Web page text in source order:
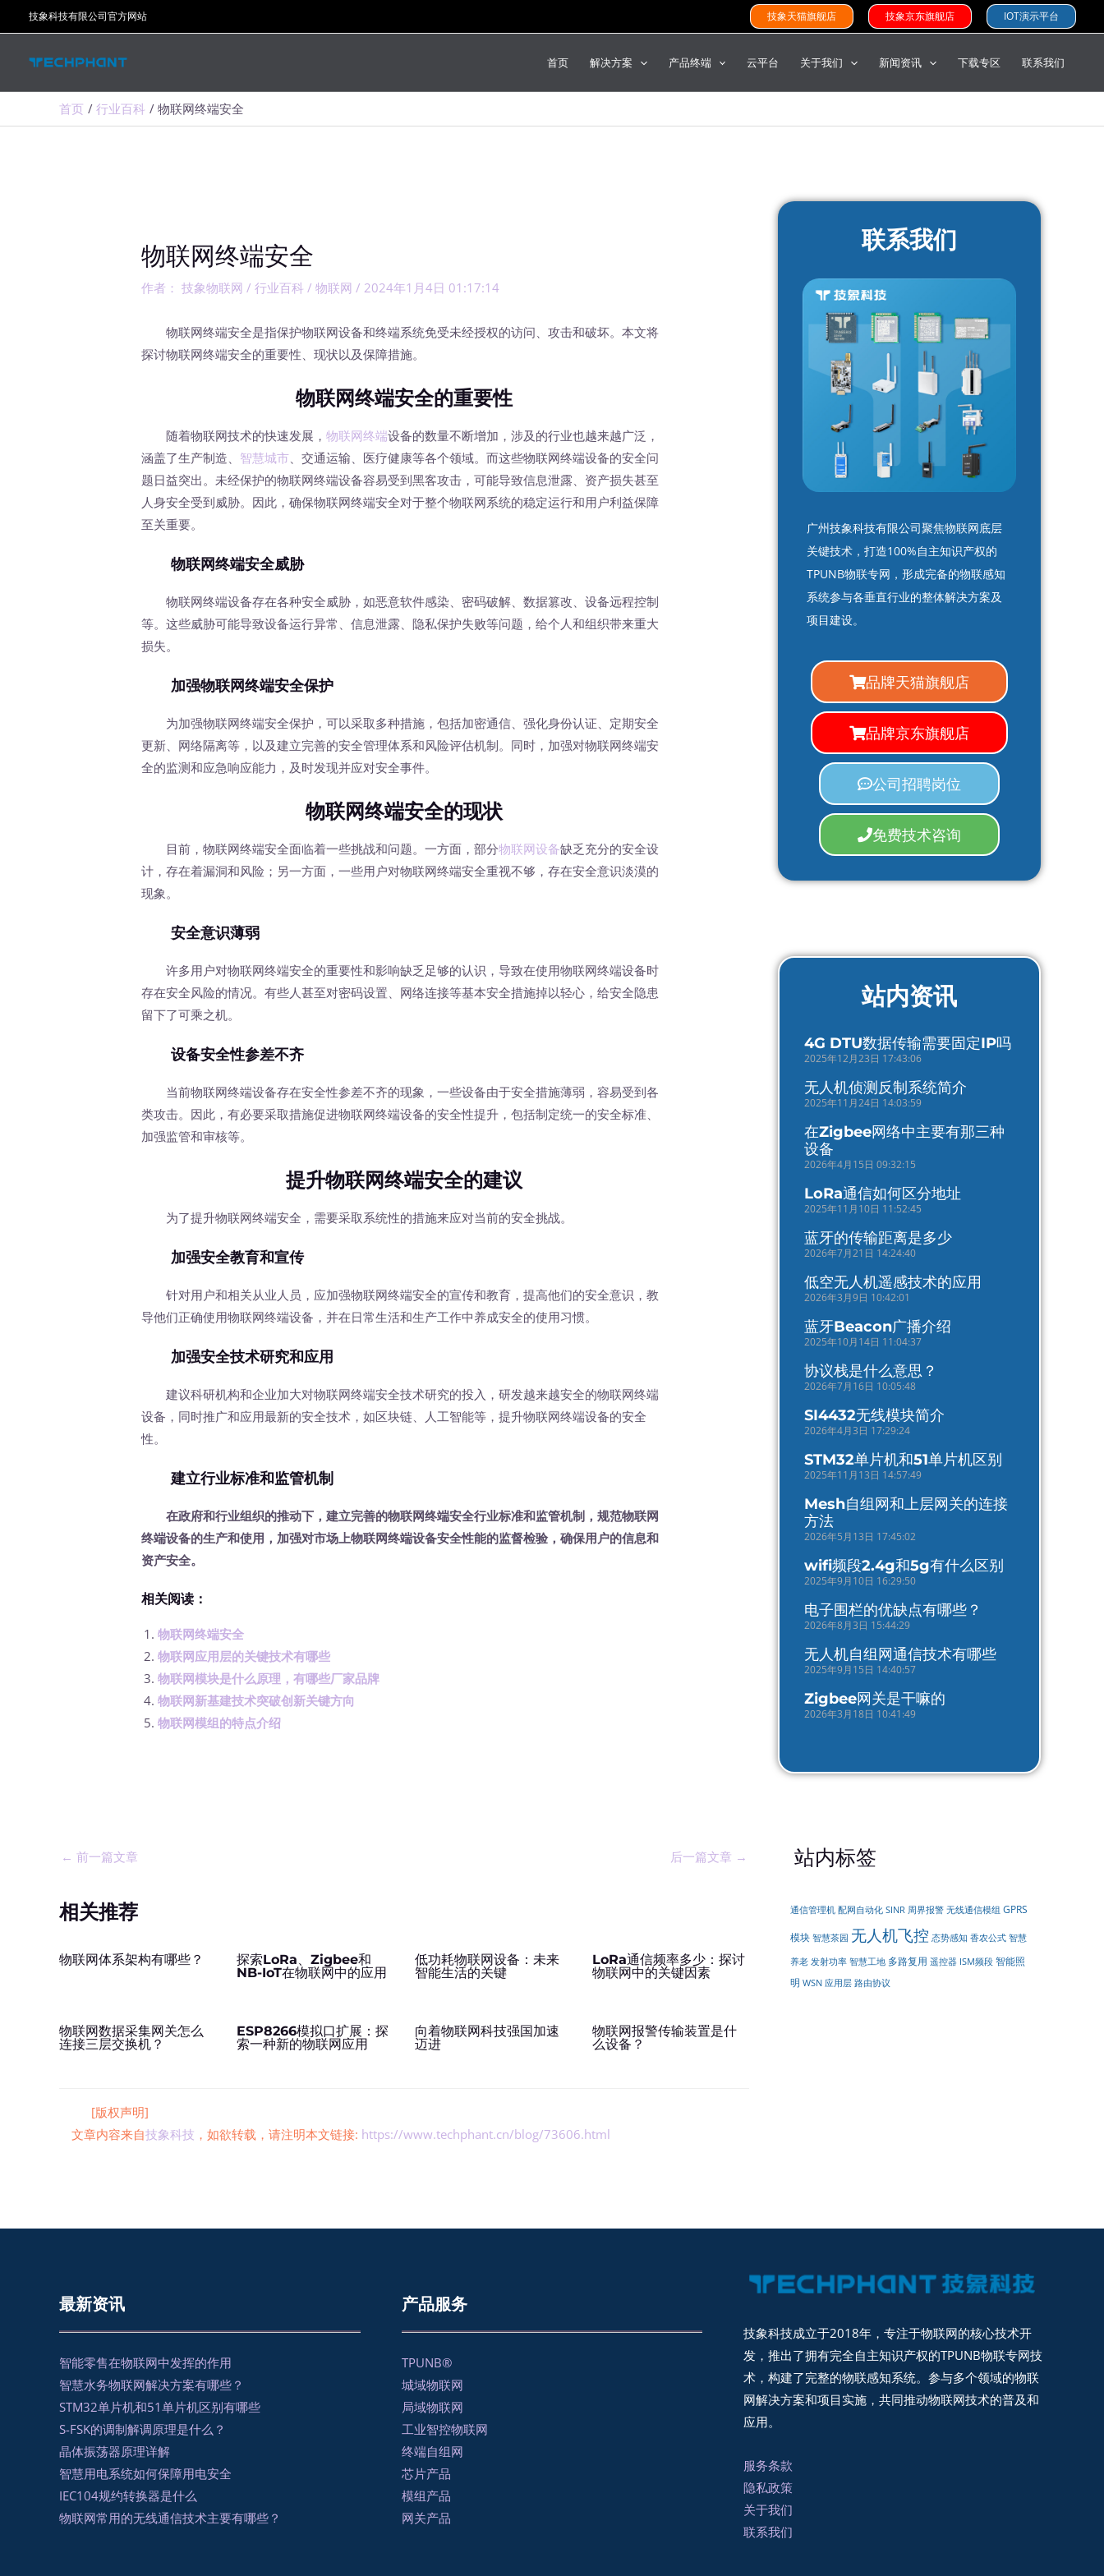
至
技象科技有限公司官方网站 技象天猫旗舰店 技象京东旗舰店 IOT演示平台
首页 解决方案 产品终端 云平台 关于我们 新闻资讯 下载专区 联系我们
首页 行业百科 物联网终端安全
物联网终端安全
作者： 技象物联网/行业百科 /物联网 / 2024年1月4日 01:17:14
物联网终端安全是指保护物联网设备和终端系统免受未经授权的访问、攻击和破坏。本文将
探讨物联网终端安全的重要性、现状以及保障措施。
物联网终端安全的重要性
随着物联网技术的快速发展，物联网终端设备的数量不断增加，涉及的行业也越来越广泛，
涵盖了生产制造、 智慧城市 、交通运输、医疗健康等各个领域。而这些物联网终端设备的安全问
题日益突出。未经保护的物联网终端设备容易受到黑客攻击，可能导致信息泄露、资产损失甚至
人身安全受到威胁。因此，确保物联网终端安全对于整个物联网系统的稳定运行和用户利益保障
至关重要。
物联网终端安全威胁
物联网终端设备存在各种安全威胁，如恶意软件感染、密码破解、数据篡改、设备远程控制
等。这些威胁可能导致设备运行异常、信息泄露、隐私保护失败等问题，给个人和组织带来重大
损失。
加强物联网终端安全保护
为加强物联网终端安全保护，可以采取多种措施，包括加密通信、强化身份认证、定期安全
更新、网络隔离等，以及建立完善的安全管理体系和风险评估机制。同时，加强对物联网终端安
全的监测和应急响应能力，及时发现并应对安全事件。
物联网终端安全的现状
目前，物联网终端安全面临着一些挑战和问题。一方面，部分物联网设备缺乏充分的安全设
计，存在着漏洞和风险；另一方面，一些用户对物联网终端安全重视不够，存在安全意识淡漠的
现象。
安全意识薄弱
许多用户对物联网终端安全的重要性和影响缺乏足够的认识，导致在使用物联网终端设备时
存在安全风险的情况。有些人甚至对密码设置、网络连接等基本安全措施掉以轻心，给安全隐患
留下了可乘之机。
设备安全性参差不齐
当前物联网终端设备存在安全性参差不齐的现象，一些设备由于安全措施薄弱，容易受到各
类攻击。因此，有必要采取措施促进物联网终端设备的安全性提升，包括制定统一的安全标准、
加强监管和审核等。
提升物联网终端安全的建议
为了提升物联网终端安全，需要采取系统性的措施来应对当前的安全挑战。
加强安全教育和宣传
针对用户和相关从业人员，应加强物联网终端安全的宣传和教育，提高他们的安全意识，教
导他们正确使用物联网终端设备，并在日常生活和生产工作中养成安全的使用习惯。
加强安全技术研究和应用
建议科研机构和企业加大对物联网终端安全技术研究的投入，研发越来越安全的物联网终端
设备，同时推广和应用最新的安全技术，如区块链、人工智能等，提升物联网终端设备的安全
性。
建立行业标准和监管机制
在政府和行业组织的推动下，建立完善的物联网终端安全行业标准和监管机制，规范物联网
终端设备的生产和使用，加强对市场上物联网终端设备安全性能的监督检验，确保用户的信息和
资产安全。
相关阅读：
物联网终端安全
物联网应用层的关键技术有哪些
物联网模块是什么原理，有哪些厂家品牌
物联网新基建技术突破创新关键方向
物联网模组的特点介绍
← 前一篇文章 后一篇文章 →
相关推荐
物联网体系架构有哪些？
探索LoRa、Zigbee和
NB-IoT在物联网中的应用
低功耗物联网设备：未来
智能生活的关键
LoRa通信频率多少：探讨
物联网中的关键因素
物联网数据采集网关怎么
连接三层交换机？
ESP8266模拟口扩展：探
索一种新的物联网应用
向着物联网科技强国加速
迈进
物联网报警传输装置是什
么设备？
[版权声明]
文章内容来自技象科技 ，如欲转载，请注明本文链接: https://www.techphant.cn/blog/73606.html
联系我们
广州技象科技有限公司聚焦物联网底层
关键技术，打造100%自主知识产权的
TPUNB物联专网，形成完备的物联感知
系统参与各垂直行业的整体解决方案及
项目建设。
品牌天猫旗舰店
品牌京东旗舰店
公司招聘岗位
免费技术咨询
站内资讯
4G DTU数据传输需要固定IP吗
2025年12月23日 17:43:06
无人机侦测反制系统简介
2025年11月24日 14:03:59
​在Zigbee网络中主要有那三种
设备
2026年4月15日 09:32:15
LoRa通信如何区分地址
2025年11月10日 11:52:45
蓝牙的传输距离是多少
2026年7月21日 14:24:40
低空无人机遥感技术的应用
2026年3月9日 10:42:01
蓝牙Beacon广播介绍
2025年10月14日 11:04:37
协议栈是什么意思？
2026年7月16日 10:05:48
SI4432无线模块简介
2026年4月3日 17:29:24
STM32单片机和51单片机区别
2025年11月13日 14:57:49
Mesh自组网和上层网关的连接
方法
2026年5月13日 17:45:02
wifi频段2.4g和5g有什么区别
2025年9月10日 16:29:50
电子围栏的优缺点有哪些？
2026年8月3日 15:44:29
无人机自组网通信技术有哪些
2025年9月15日 14:40:57
Zigbee网关是干嘛的
2026年3月18日 10:41:49
站内标签
通信管理机 配网自动化 SINR 周界报警 无线通信模组 GPRS
模块 智慧茶园 无人机飞控 态势感知 香农公式 智慧
养老 发射功率 智慧工地 多路复用 遥控器 ISM频段 智能照
明 WSN 应用层 路由协议
最新资讯
智能零售在物联网中发挥的作用
智慧水务物联网解决方案有哪些？
STM32单片机和51单片机区别有哪些
S-FSK的调制解调原理是什么？
晶体振荡器原理详解
智慧用电系统如何保障用电安全
IEC104规约转换器是什么
物联网常用的无线通信技术主要有哪些？
产品服务
TPUNB®
城域物联网
局域物联网
工业智控物联网
终端自组网
芯片产品
模组产品
网关产品
技象科技成立于2018年，专注于物联网的核心技术开
发，推出了拥有完全自主知识产权的TPUNB物联专网技
术，构建了完整的物联感知系统。参与多个领域的物联
网解决方案和项目实施，共同推动物联网技术的普及和
应用。
服务条款
隐私政策
关于我们
联系我们